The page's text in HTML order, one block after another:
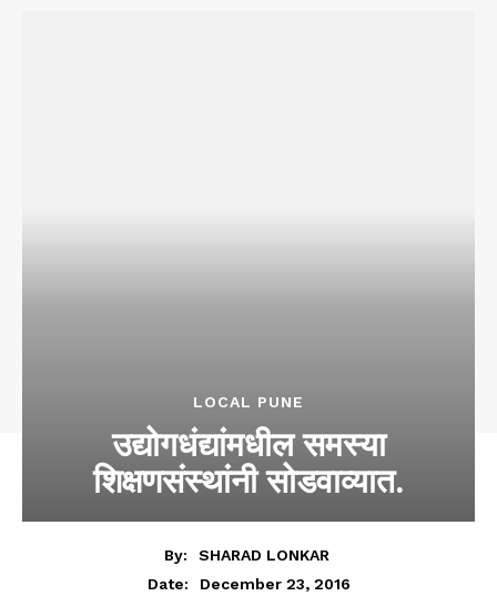
LOCAL PUNE
उद्योगधंद्यांमधील समस्या
शिक्षणसंस्थांनी सोडवाव्यात.
By:
SHARAD LONKAR
Date:
December 23, 2016